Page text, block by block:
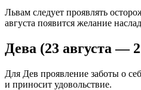
Львам следует проявлять
августа появится желание
Дева (23 августа —
Для Дев проявление заботы о
и приносит удовольствие.